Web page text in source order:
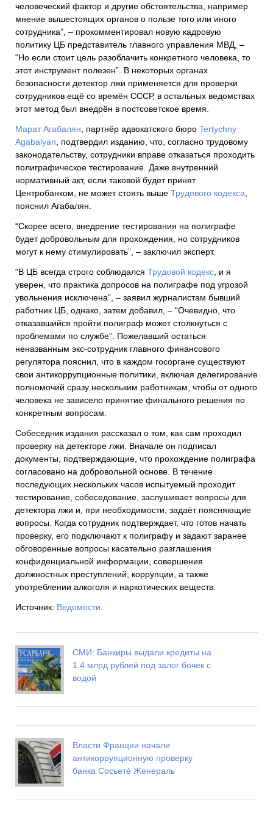
человеческий фактор и другие обстоятельства, например
мнение вышестоящих органов о пользе того или иного
сотрудника”, – прокомментировал новую кадровую
политику ЦБ представитель главного управления МВД, –
“Но если стоит цель разоблачить конкретного человека, то
этот инструмент полезен”. В некоторых органах
безопасности детектор лжи применяется для проверки
сотрудников ещё со времён СССР, в остальных ведомствах
этот метод был внедрён в постсоветское время.
Марат Агабалян , партнёр адвокатского бюро Tertychny
Agabalyan , подтвердил изданию, что, согласно трудовому
законодательству, сотрудники вправе отказаться проходить
полиграфическое тестирование. Даже внутренний
нормативный акт, если таковой будет принят
Центробанком, не может стоять выше Трудового кодекса
пояснил Агабалян.
“Скорее всего, внедрение тестирования на полиграфе
будет добровольным для прохождения, но сотрудников
могут к нему стимулировать”, – заключил эксперт.
“В ЦБ всегда строго соблюдался Трудовой кодекс , и я
уверен, что практика допросов на полиграфе под угрозой
увольнения исключена”, – заявил журналистам бывший
работник ЦБ, однако, затем добавил, – “Очевидно, что
отказавшийся пройти полиграф может столкнуться с
проблемами по службе”. Пожелавший остаться
неназванным экс-сотрудник главного финансового
регулятора пояснил, что в каждом госоргане существуют
свои антикоррупционные политики, включая делегирование
полномочий сразу нескольким работникам, чтобы от одного
человека не зависело принятие финального решения по
конкретным вопросам.
Собеседник издания рассказал о том, как сам проходил
проверку на детекторе лжи. Вначале он подписал
документы, подтверждающие, что прохождение полиграфа
согласовано на добровольной основе. В течение
последующих нескольких часов испытуемый проходит
тестирование, собеседование, заслушивает вопросы для
детектора лжи и, при необходимости, задаёт поясняющие
вопросы. Когда сотрудник подтверждает, что готов начать
проверку, его подключают к полиграфу и задают заранее
обговоренные вопросы касательно разглашения
конфиденциальной информации, совершения
должностных преступлений, коррупции, а также
употреблении алкоголя и наркотических веществ.
Источник: Ведомости
СМИ: Банкиры выдали кредиты на
1.4 млрд рублей под залог бочек с
водой
Власти Франции начали
антикоррупционную проверку
банка Сосьетé Женераль